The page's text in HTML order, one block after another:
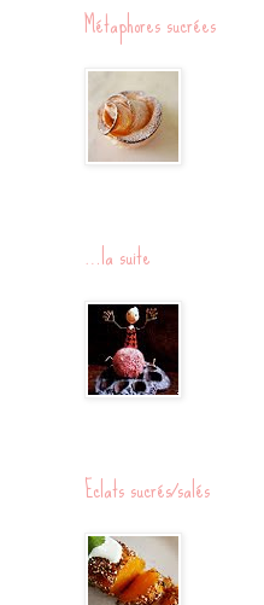
Métaphores sucrées
…la suite
Eclats sucrés/salés